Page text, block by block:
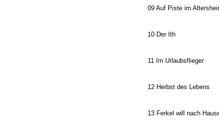
09 Auf Piste im
10 Der Ith
11 Im Urlaubsflieger
12 Herbst des Lebens
13 Ferkel will nach